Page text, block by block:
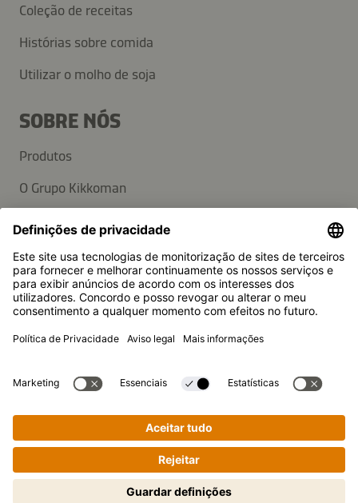
Cozinhar passo a passo de forma
fácil! Toque para iniciar.
Coleção de receitas
Histórias sobre comida
Utilizar o molho de soja
SOBRE NÓS
Produtos
O Grupo Kikkoman
APOIO AO CLIENTE
Perguntas frequentes
Contactos
A Kikkoman é uma marca registada da Kikkoman Corporation,
Japan.
© Kikkoman Trading Europe GmbH 2023 – 2026